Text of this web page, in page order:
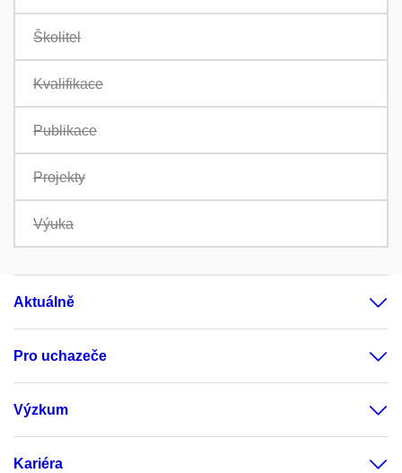
Školitel
Kvalifikace
Publikace
Projekty
Výuka
Aktuálně
Pro uchazeče
Výzkum
Kariéra